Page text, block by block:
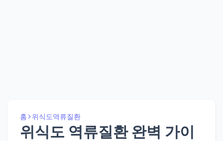
홈 위식도역류질환
위식도 역류질환 완벽 가이